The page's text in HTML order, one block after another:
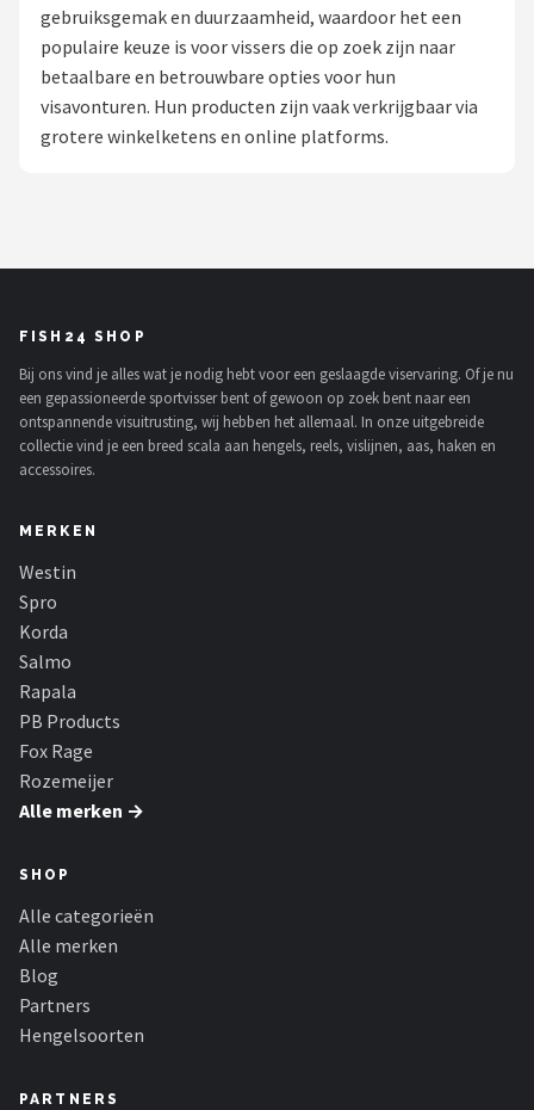
Dobbers
Kunstaas
Shop
Korda
Salmo
Rapala
PB Products
Fox Rage
Rozemeijer
Gamakatsu
Mikado
Alle merken →
gebruiksgemak en duurzaamheid, waardoor het een
populaire keuze is voor vissers die op zoek zijn naar
betaalbare en betrouwbare opties voor hun
visavonturen. Hun producten zijn vaak verkrijgbaar via
grotere winkelketens en online platforms.
FISH24 SHOP
Bij ons vind je alles wat je nodig hebt voor een geslaagde viservaring. Of je nu
een gepassioneerde sportvisser bent of gewoon op zoek bent naar een
ontspannende visuitrusting, wij hebben het allemaal. In onze uitgebreide
collectie vind je een breed scala aan hengels, reels, vislijnen, aas, haken en
accessoires.
MERKEN
Westin
Spro
Korda
Salmo
Rapala
PB Products
Fox Rage
Rozemeijer
Alle merken →
SHOP
Alle categorieën
Alle merken
Blog
Partners
Hengelsoorten
PARTNERS